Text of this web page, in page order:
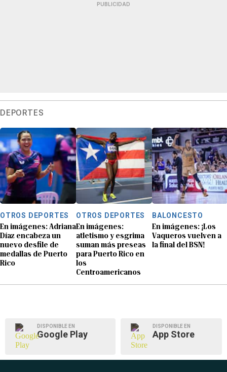
PUBLICIDAD
DEPORTES
OTROS DEPORTES
En imágenes: Adriana
Díaz encabeza un
nuevo desfile de
medallas de Puerto
Rico
OTROS DEPORTES
En imágenes:
atletismo y esgrima
suman más preseas
para Puerto Rico en
los
Centroamericanos
BALONCESTO
En imágenes: ¡Los
Vaqueros vuelven a
la final del BSN!
DISPONIBLE EN
Google Play
DISPONIBLE EN
App Store